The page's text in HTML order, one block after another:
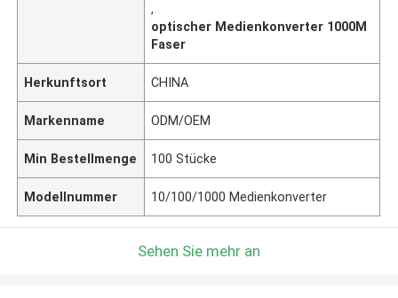
,
optischer Medienkonverter 1000M
Faser
Herkunftsort CHINA
Markenname ODM/OEM
Min Bestellmenge 100 Stücke
Modellnummer 10/100/1000 Medienkonverter
Sehen Sie mehr an